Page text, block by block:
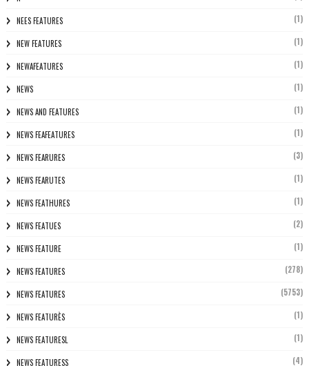
NEES FEATURES (1)
NEW FEATURES (1)
NEWAFEATURES (1)
NEWS (1)
NEWS AND FEATURES (1)
NEWS FEAFEATURES (1)
NEWS FEARURES (3)
NEWS FEARUTES (1)
NEWS FEATHURES (1)
NEWS FEATUES (2)
NEWS FEATURE (1)
NEWS FEATURES (278)
NEWS FEATURES (5753)
NEWS FEATURÈS (1)
NEWS FEATURESL (1)
NEWS FEATURESS (4)